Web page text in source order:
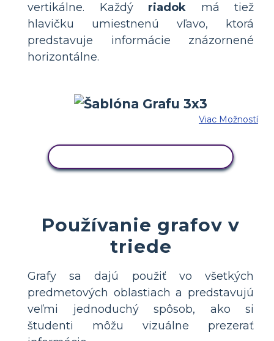
vertikálne. Každý riadok má tiež
hlavičku umiestnenú vľavo, ktorá
predstavuje informácie znázornené
horizontálne.
Viac Možností
Používanie grafov v
triede
Grafy sa dajú použiť vo všetkých
predmetových oblastiach a predstavujú
veľmi jednoduchý spôsob, ako si
študenti môžu vizuálne prezerať